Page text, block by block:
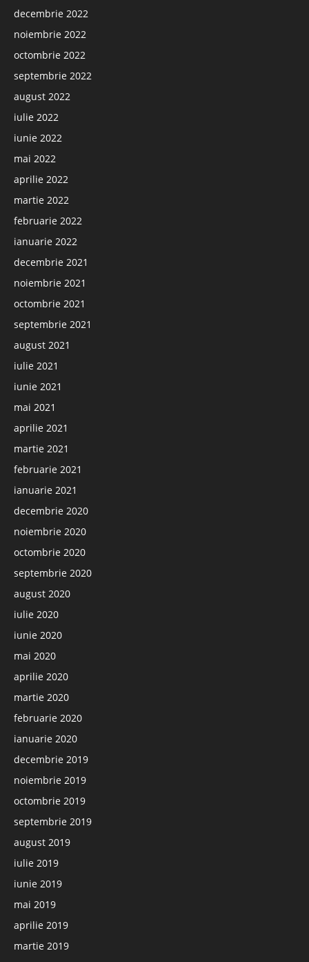
decembrie 2022
noiembrie 2022
octombrie 2022
septembrie 2022
august 2022
iulie 2022
iunie 2022
mai 2022
aprilie 2022
martie 2022
februarie 2022
ianuarie 2022
decembrie 2021
noiembrie 2021
octombrie 2021
septembrie 2021
august 2021
iulie 2021
iunie 2021
mai 2021
aprilie 2021
martie 2021
februarie 2021
ianuarie 2021
decembrie 2020
noiembrie 2020
octombrie 2020
septembrie 2020
august 2020
iulie 2020
iunie 2020
mai 2020
aprilie 2020
martie 2020
februarie 2020
ianuarie 2020
decembrie 2019
noiembrie 2019
octombrie 2019
septembrie 2019
august 2019
iulie 2019
iunie 2019
mai 2019
aprilie 2019
martie 2019